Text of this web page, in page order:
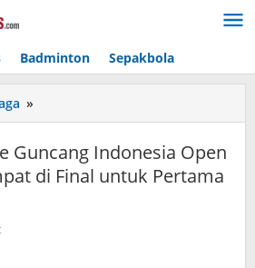
Badminton Sepakbola
»
Christie
Indonesia
Open
Guncang Indonesia Open
di Final untuk Pertama